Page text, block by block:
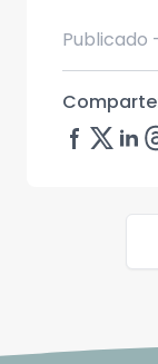
Publicado